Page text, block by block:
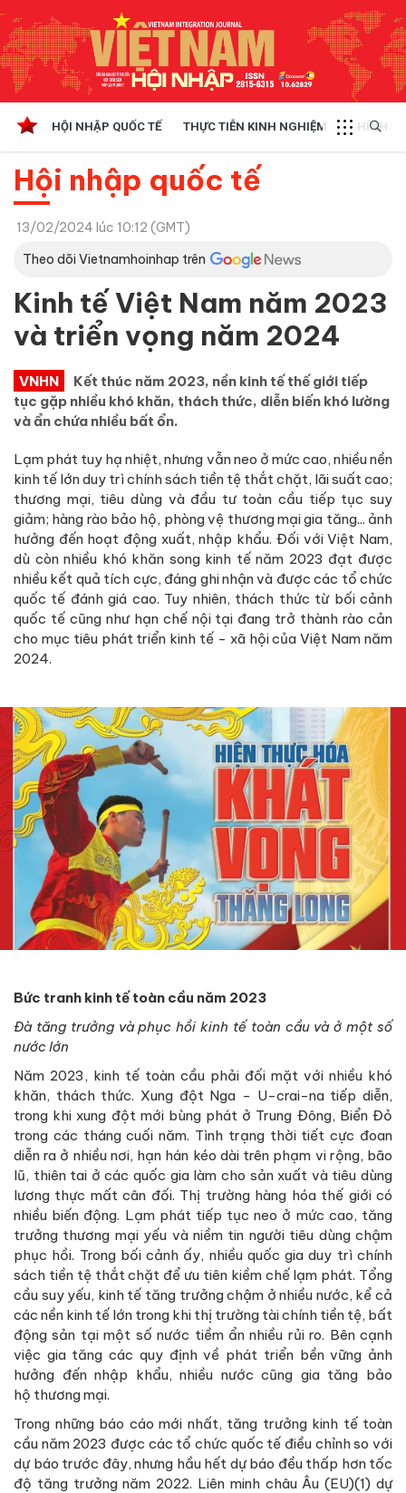
HỘI NHẬP QUỐC TẾ THỰC TIỄN KINH NGHIỆM CHÍNH
Hội nhập quốc tế
13/02/2024 lúc 10:12 (GMT)
Theo dõi Vietnamhoinhap trên
Kinh tế Việt Nam năm 2023
và triển vọng năm 2024
VNHN
Kết thúc năm 2023, nền kinh tế thế giới tiếp
tục gặp nhiều khó khăn, thách thức, diễn biến khó lường
và ẩn chứa nhiều bất ổn.
Lạm phát tuy hạ nhiệt, nhưng vẫn neo ở mức cao, nhiều nền
kinh tế lớn duy trì chính sách tiền tệ thắt chặt, lãi suất cao;
thương mại, tiêu dùng và đầu tư toàn cầu tiếp tục suy
giảm; hàng rào bảo hộ, phòng vệ thương mại gia tăng... ảnh
hưởng đến hoạt động xuất, nhập khẩu. Đối với Việt Nam,
dù còn nhiều khó khăn song kinh tế năm 2023 đạt được
nhiều kết quả tích cực, đáng ghi nhận và được các tổ chức
quốc tế đánh giá cao. Tuy nhiên, thách thức từ bối cảnh
quốc tế cũng như hạn chế nội tại đang trở thành rào cản
cho mục tiêu phát triển kinh tế - xã hội của Việt Nam năm
2024.
Bức tranh kinh tế toàn cầu năm 2023
Đà tăng trưởng và phục hồi kinh tế toàn cầu và ở một số
nước lớn
Năm 2023, kinh tế toàn cầu phải đối mặt với nhiều khó
khăn, thách thức. Xung đột Nga - U-crai-na tiếp diễn,
trong khi xung đột mới bùng phát ở Trung Đông, Biển Đỏ
trong các tháng cuối năm. Tình trạng thời tiết cực đoan
diễn ra ở nhiều nơi, hạn hán kéo dài trên phạm vi rộng, bão
lũ, thiên tai ở các quốc gia làm cho sản xuất và tiêu dùng
lương thực mất cân đối. Thị trường hàng hóa thế giới có
nhiều biến động. Lạm phát tiếp tục neo ở mức cao, tăng
trưởng thương mại yếu và niềm tin người tiêu dùng chậm
phục hồi. Trong bối cảnh ấy, nhiều quốc gia duy trì chính
sách tiền tệ thắt chặt để ưu tiên kiềm chế lạm phát. Tổng
cầu suy yếu, kinh tế tăng trưởng chậm ở nhiều nước, kể cả
các nền kinh tế lớn trong khi thị trường tài chính tiền tệ, bất
động sản tại một số nước tiềm ẩn nhiều rủi ro. Bên cạnh
việc gia tăng các quy định về phát triển bền vững ảnh
hưởng đến nhập khẩu, nhiều nước cũng gia tăng bảo
hộ thương mại.
Trong những báo cáo mới nhất, tăng trưởng kinh tế toàn
cầu năm 2023 được các tổ chức quốc tế điều chỉnh so với
dự báo trước đây, nhưng hầu hết dự báo đều thấp hơn tốc
độ tăng trưởng năm 2022. Liên minh châu Âu (EU)(1) dự